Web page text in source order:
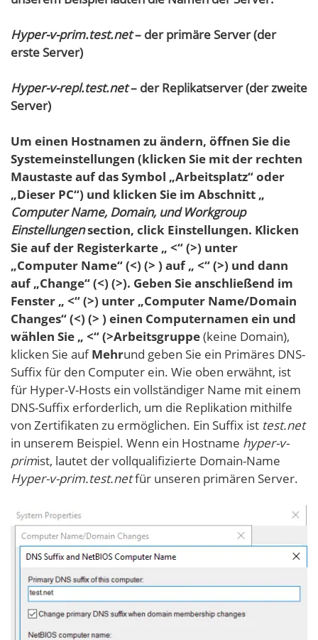
Hyper-v-prim.test.net– der primäre Server (der
erste Server)
Hyper-v-repl.test.net– der Replikatserver (der zweite
Server)
Um einen Hostnamen zu ändern, öffnen Sie die
Systemeinstellungen (klicken Sie mit der rechten
Maustaste auf das Symbol „Arbeitsplatz“ oder
„Dieser PC“) und klicken Sie im Abschnitt „
Computer Name, Domain, und Workgroup
Einstellungensection, click Einstellungen. Klicken
Sie auf der Registerkarte „ <“ (>) unter
„Computer Name“ (<) (> ) auf „ <“ (>) und dann
auf „Change“ (<) (>). Geben Sie anschließend im
Fenster „ <“ (>) unter „Computer Name/Domain
Changes“ (<) (> ) einen Computernamen ein und
wählen Sie „ <“ (>Arbeitsgruppe(keine Domain),
klicken Sie aufMehrund geben Sie ein Primäres DNS-
Suffix für den Computer ein. Wie oben erwähnt, ist
für Hyper-V-Hosts ein vollständiger Name mit einem
DNS-Suffix erforderlich, um die Replikation mithilfe
von Zertifikaten zu ermöglichen. Ein Suffix ist test.net
in unserem Beispiel. Wenn ein Hostname hyper-v-
primist, lautet der vollqualifizierte Domain-Name
Hyper-v-prim.test.netfür unseren primären Server.